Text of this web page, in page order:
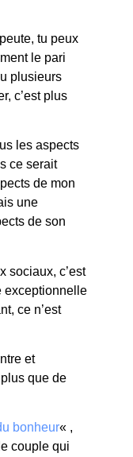
tu peux
le pari
plusieurs
c’est plus
les aspects
ce serait
de mon
une
de son
sociaux, c’est
exceptionnelle
ce n’est
et
plus que de
bonheur« ,
couple qui